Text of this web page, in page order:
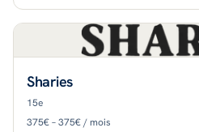
Sharies
15e
375€ – 375€ / mois